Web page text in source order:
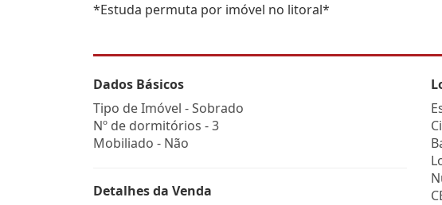
*Estuda permuta por imóvel no litoral*
Dados Básicos
Tipo de Imóvel - Sobrado
Nº de dormitórios - 3
Mobiliado - Não
Detalhes da Venda